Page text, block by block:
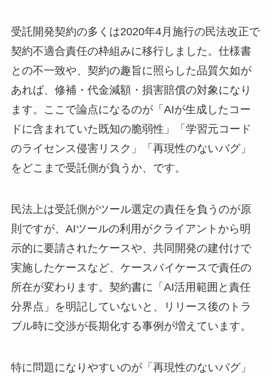
受託開発契約の多くは2020年4月施行の民法改正で
契約不適合責任の枠組みに移行しました。仕様書
との不一致や、契約の趣旨に照らした品質欠如が
あれば、修補・代金減額・損害賠償の対象になり
ます。ここで論点になるのが「AIが生成したコー
ドに含まれていた既知の脆弱性」「学習元コード
のライセンス侵害リスク」「再現性のないバグ」
をどこまで受託側が負うか、です。
民法上は受託側がツール選定の責任を負うのが原
則ですが、AIツールの利用がクライアントから明
示的に要請されたケースや、共同開発の建付けで
実施したケースなど、ケースバイケースで責任の
所在が変わります。契約書に「AI活用範囲と責任
分界点」を明記していないと、リリース後のトラ
ブル時に交渉が長期化する事例が増えています。
特に問題になりやすいのが「再現性のないバグ」